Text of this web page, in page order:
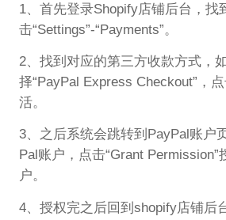
1、首先登录Shopify店铺后台，找
击“Settings”-“Payments”。
2、找到对应的第三方收款方式，
择“PayPal Express Checkout”，
活。
3、之后系统会跳转到PayPal账户
Pal账户，点击“Grant Permission”
户。
4、授权完之后回到shopify店铺后